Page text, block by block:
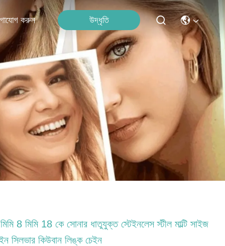
করুন উদ্ধৃতি
8 মিমি 18 কে সোনার ধাতুযুক্ত স্টেইনলেস স্টীল মাল্টি সাইজ
সিলভার কিউবান লিঙ্ক চেইন